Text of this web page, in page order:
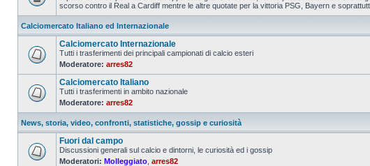
scorso contro il Real a Cardiff mentre le altre quotate per la vittoria PSG, Bayern e
Calciomercato Italiano ed Internazionale
Calciomercato Internazionale
Tutti i trasferimenti dei principali campionati di calcio esteri
Moderatore: arres82
Calciomercato Italiano
Tutti i trasferimenti in ambito nazionale
Moderatore: arres82
News, storia, video, confronti, statistiche, gossip e curiosità
Fuori dal campo
Discussioni generali sul calcio e dintorni, le curiosità ed i gossip
Moderatori: Molleggiato arres82